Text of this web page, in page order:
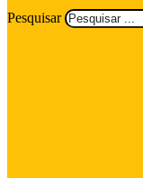
Pesquisar